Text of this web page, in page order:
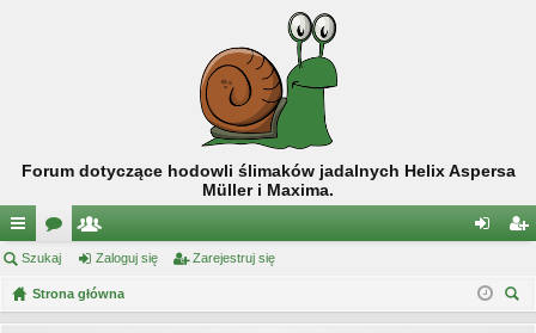
Forum dotyczące hodowli ślimaków jadalnych Helix Aspersa
Müller i Maxima.
ię
ce
or
a
ży
tk og ej
Szukaj Zaloguj się Zarejestruj się
Strona główna